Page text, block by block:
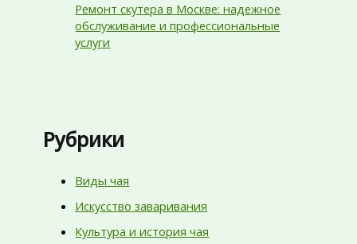
Ремонт скутера в Москве: надежное
обслуживание и профессиональные
услуги
Рубрики
Виды чая
Искусство заваривания
Культура и история чая